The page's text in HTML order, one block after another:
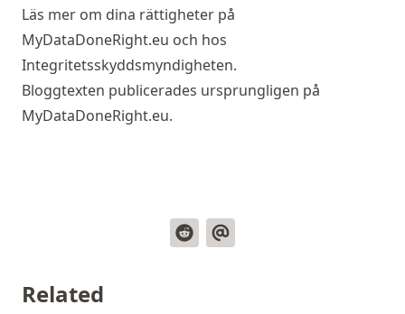
Läs mer om dina rättigheter på
MyDataDoneRight.eu och hos
Integritetsskyddsmyndigheten.
Bloggtexten publicerades ursprungligen på
MyDataDoneRight.eu.
Related